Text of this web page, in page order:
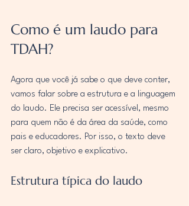
Como é um laudo para
TDAH?
Agora que você já sabe o que deve conter,
vamos falar sobre a estrutura e a linguagem
do laudo. Ele precisa ser acessível, mesmo
para quem não é da área da saúde, como
pais e educadores. Por isso, o texto deve
ser claro, objetivo e explicativo.
Estrutura típica do laudo